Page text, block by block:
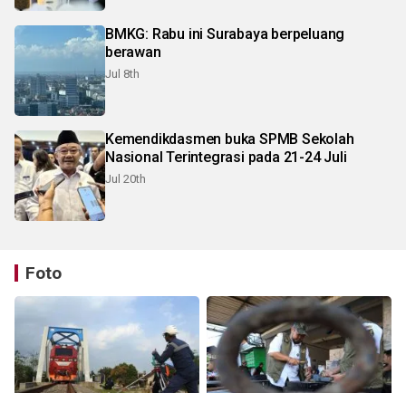
BMKG: Rabu ini Surabaya berpeluang
berawan
Jul 8th
Kemendikdasmen buka SPMB Sekolah
Nasional Terintegrasi pada 21-24 Juli
Jul 20th
Foto